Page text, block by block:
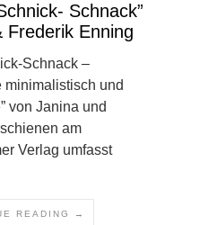
Schnack”
Frederik Enning
Schnack –
minimalistisch und
von Janina und
am
Verlag umfasst
READING →